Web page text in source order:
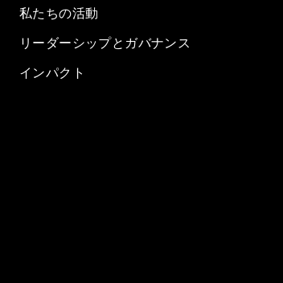
私たちの活動
リーダーシップとガバナンス
インパクト